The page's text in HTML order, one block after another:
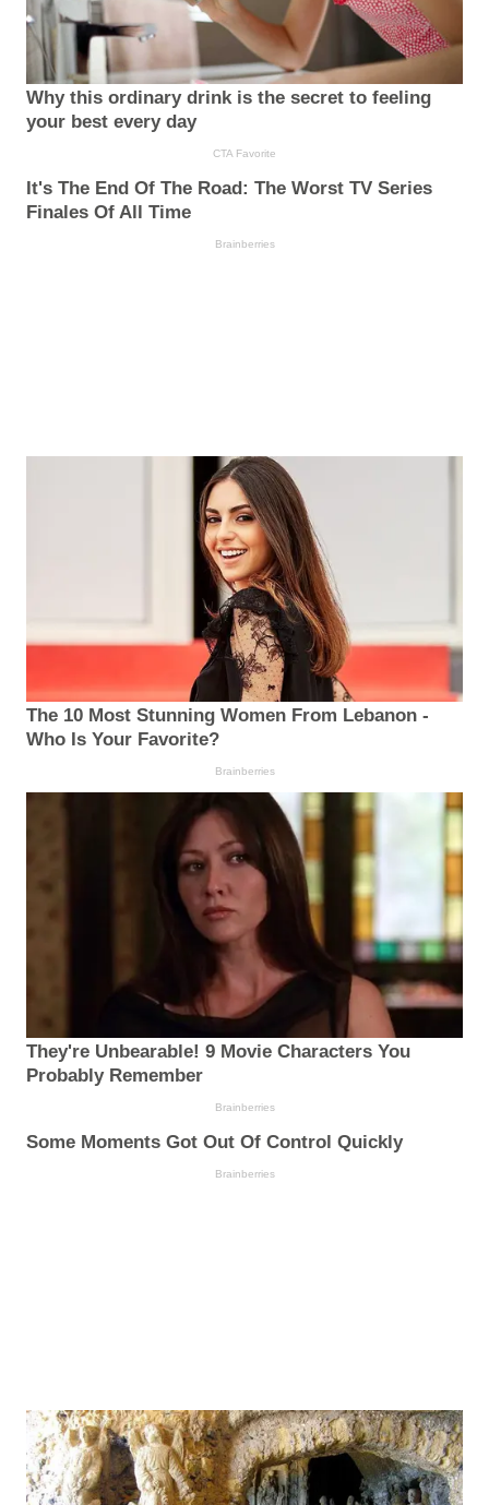
Why this ordinary drink is the secret to feeling
your best every day
CTA Favorite
It's The End Of The Road: The Worst TV Series
Finales Of All Time
Brainberries
The 10 Most Stunning Women From Lebanon -
Who Is Your Favorite?
Brainberries
They're Unbearable! 9 Movie Characters You
Probably Remember
Brainberries
Some Moments Got Out Of Control Quickly
Brainberries